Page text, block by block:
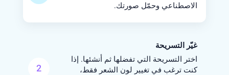
الاصطناعي وحمّل صورتك.
2
غيّر التسريحة
اختر التسريحة التي تفضلها ثم أنشئها. إذا
كنت ترغب في تغيير لون الشعر فقط،